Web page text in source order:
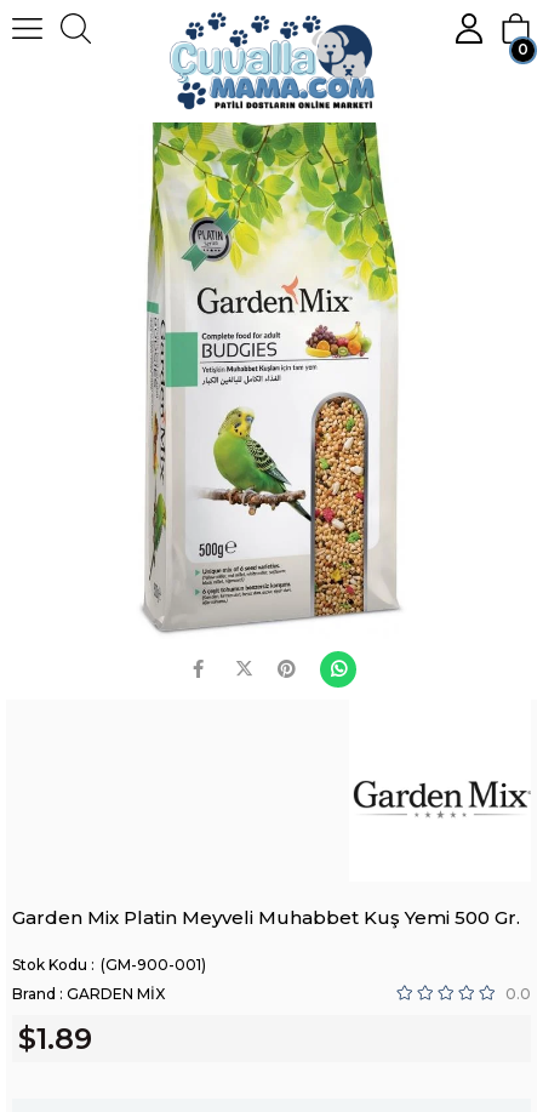
Member Login Sign up
0
Kuş Yemleri Muhabbet Kuşu Yemleri
Garden Mix Platin Meyveli Muhabbet Kuş Yemi 500 Gr.
(GM-900-001)
Brand : GARDEN MİX 0.0
$1.89